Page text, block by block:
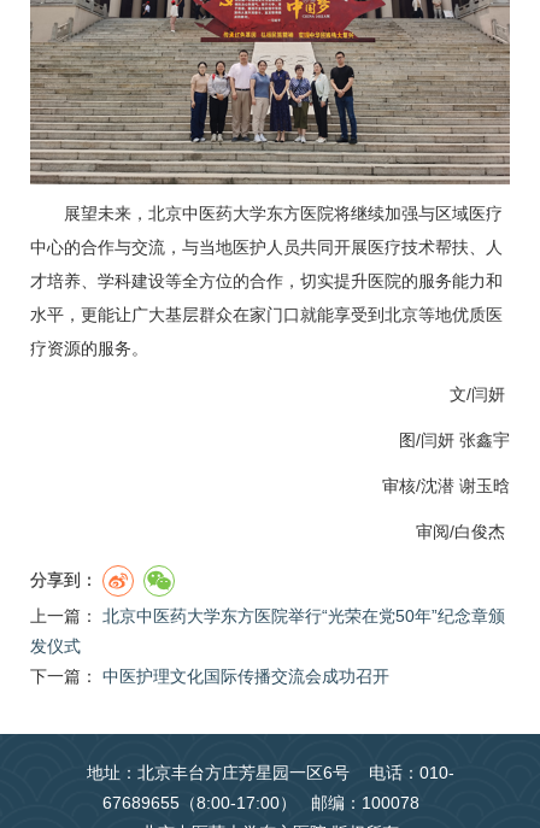
展望未来，北京中医药大学东方医院将继续加强与区域医疗
中心的合作与交流，与当地医护人员共同开展医疗技术帮扶、人
才培养、学科建设等全方位的合作，切实提升医院的服务能力和
水平，更能让广大基层群众在家门口就能享受到北京等地优质医
疗资源的服务。
文/闫妍
图/闫妍 张鑫宇
审核/沈潜 谢玉晗
审阅/白俊杰
分享到：
上一篇：
北京中医药大学东方医院举行“光荣在党50年”纪念章颁
发仪式
下一篇：
中医护理文化国际传播交流会成功召开
地址：北京丰台方庄芳星园一区6号 电话：010-
67689655（8:00-17:00） 邮编：100078